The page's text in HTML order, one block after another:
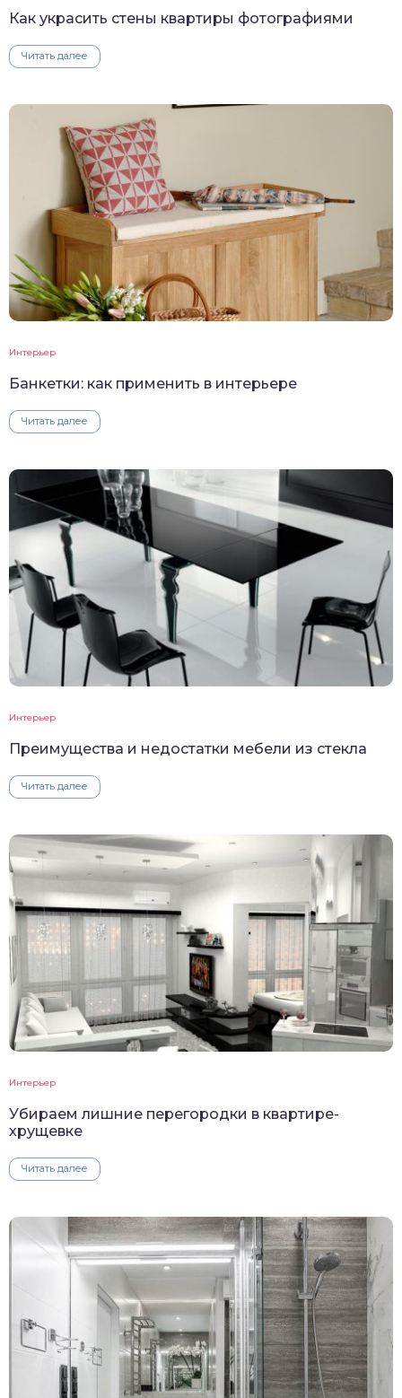
Как украсить стены квартиры фотографиями
Читать далее
Интерьер
Банкетки: как применить в интерьере
Читать далее
Интерьер
Преимущества и недостатки мебели из стекла
Читать далее
Интерьер
Убираем лишние перегородки в квартире-
хрущевке
Читать далее